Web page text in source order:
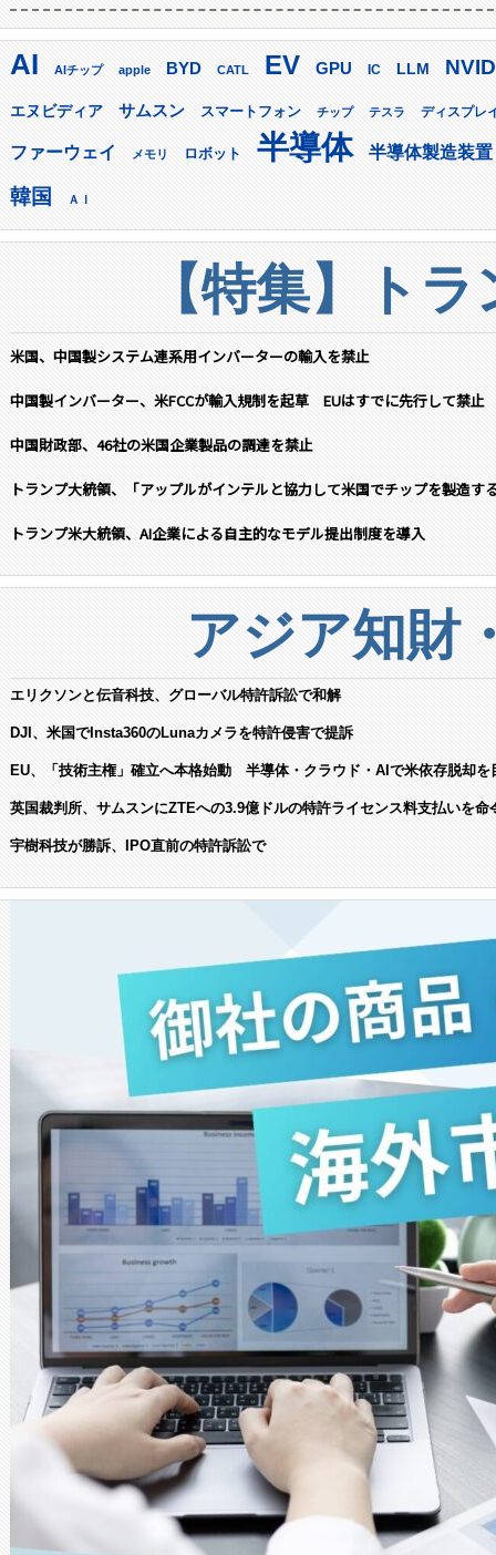
AI AIチップ apple BYD CATL EV GPU IC LLM
エヌビディア サムスン スマートフォン チップ テスラ ディスプレ
ファーウェイ メモリ ロボット 半導体 半導体製造装置
韓国 ＡＩ
【特集】ト
米国、中国製システム連系用インバーターの輸入を禁止
中国製インバーター、米FCCが輸入規制を起草 EUはすでに先行して禁止
中国財政部、46社の米国企業製品の調達を禁止
トランプ大統領、「アップルがインテルと協力して米国でチップを製造す
トランプ米大統領、AI企業による自主的なモデル提出制度を導入
アジア知財
エリクソンと伝音科技、グローバル特許訴訟で和解
DJI、米国でInsta360のLunaカメラを特許侵害で提訴
EU、「技術主権」確立へ本格始動 半導体・クラウド・AIで米依存脱却を
英国裁判所、サムスンにZTEへの3.9億ドルの特許ライセンス料支払いを命
宇樹科技が勝訴、IPO直前の特許訴訟で